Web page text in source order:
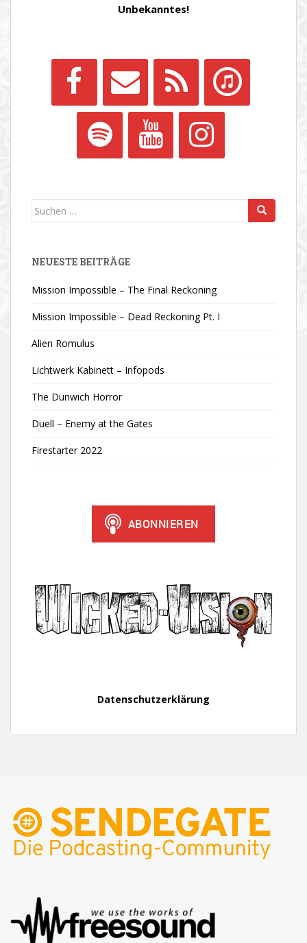
Unbekanntes!
Suchen
NEUESTE BEITRÄGE
Mission Impossible – The Final Reckoning
Mission Impossible – Dead Reckoning Pt. I
Alien Romulus
Lichtwerk Kabinett – Infopods
The Dunwich Horror
Duell – Enemy at the Gates
Firestarter 2022
Datenschutzerklärung